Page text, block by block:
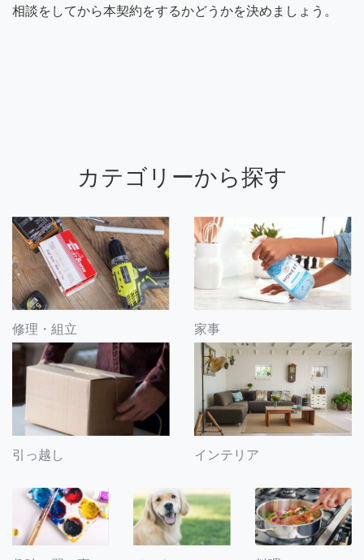
相談をしてから本契約をするかどうかを決めましょう。
カテゴリーから探す
修理・組立 家事
引っ越し インテリア